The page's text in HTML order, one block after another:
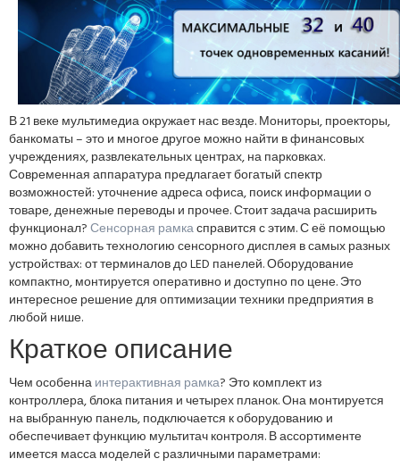
В 21 веке мультимедиа окружает нас везде. Мониторы, проекторы,
банкоматы – это и многое другое можно найти в финансовых
учреждениях, развлекательных центрах, на парковках.
Современная аппаратура предлагает богатый спектр
возможностей: уточнение адреса офиса, поиск информации о
товаре, денежные переводы и прочее. Стоит задача расширить
функционал?Сенсорная рамкасправится с этим. С её помощью
можно добавить технологию сенсорного дисплея в самых разных
устройствах: от терминалов до LED панелей. Оборудование
компактно, монтируется оперативно и доступно по цене. Это
интересное решение для оптимизации техники предприятия в
любой нише.
Краткое описание
Чем особеннаинтерактивная рамка? Это комплект из
контроллера, блока питания и четырех планок. Она монтируется
на выбранную панель, подключается к оборудованию и
обеспечивает функцию мультитач контроля. В ассортименте
имеется масса моделей с различными параметрами: